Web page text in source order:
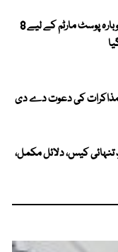
میر رضا علی کیس، قبر کشائی اور دوبارہ پوسٹ مارٹم کے لیے 8
مذاکرات کی دعوت دے دی
تنہائی کیس، دلائل مکمل،